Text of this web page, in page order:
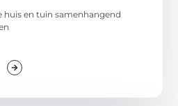
huis en tuin samenhangend